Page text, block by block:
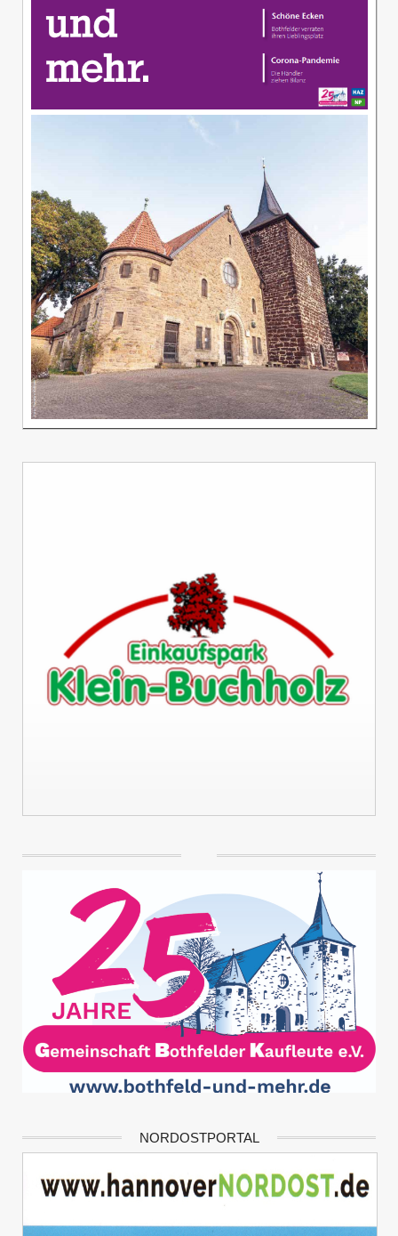
NORDOSTPORTAL